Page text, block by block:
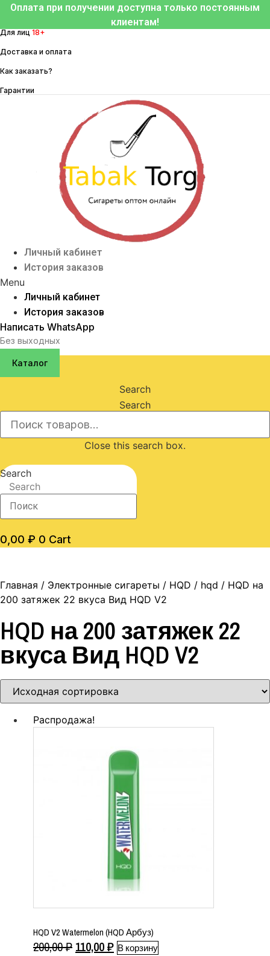
Перейти
содержимому
Оплата при получении доступна только постоянным
клиентам!
Для лиц 18+
Доставка и оплата
Как заказать?
Гарантии
Личный кабинет
История заказов
Menu
Личный кабинет
История заказов
Написать WhatsApp
Без выходных
Каталог
Search
Search
Close this search box.
Search
Search
0,00 ₽ 0 Cart
Главная / Электронные сигареты / HQD / hqd / HQD на
200 затяжек 22 вкуса Вид HQD V2
HQD на 200 затяжек 22
вкуса Вид HQD V2
Распродажа!
HQD V2 Watermelon (HQD Арбуз)
200,00₽ Первоначальная
110,00₽Текущая
В корзину